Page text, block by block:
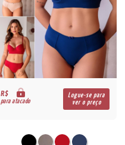
R$
para atacado
Logue-se para
ver o preço